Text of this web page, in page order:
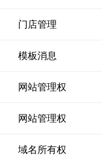
门店管理
模板消息
网站管理权
网站管理权
域名所有权